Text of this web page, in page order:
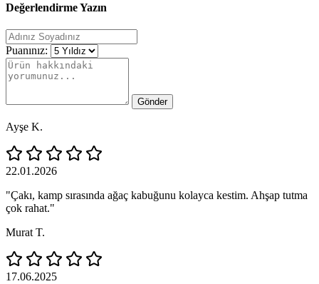
Değerlendirme Yazın
Puanınız:
Gönder
Ayşe K.
22.01.2026
"Çakı, kamp sırasında ağaç kabuğunu kolayca kestim. Ahşap tutma
çok rahat."
Murat T.
17.06.2025